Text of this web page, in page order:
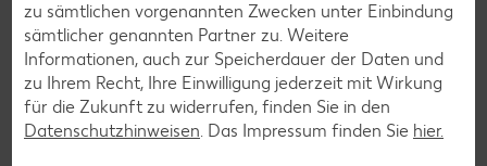
zu sämtlichen vorgenannten Zwecken unter Einbindung
sämtlicher genannten Partner zu. Weitere
Informationen, auch zur Speicherdauer der Daten und
zu Ihrem Recht, Ihre Einwilligung jederzeit mit Wirkung
für die Zukunft zu widerrufen, finden Sie in den
Datenschutzhinweisen . Das Impressum finden Sie hier.